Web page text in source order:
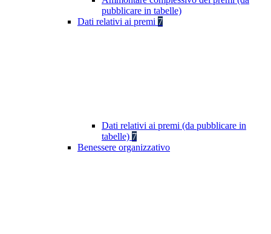
pubblicare in tabelle)
Dati relativi ai premi 7
Dati relativi ai premi (da pubblicare in
tabelle) 7
Benessere organizzativo